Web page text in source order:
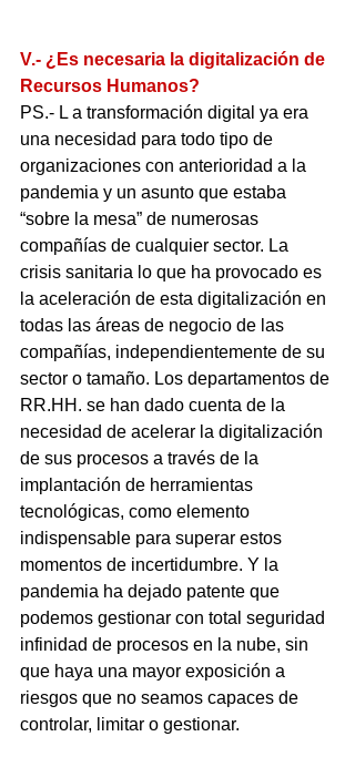
V.- ¿Es necesaria la digitalización de
Recursos Humanos?
PS.- L a transformación digital ya era
una necesidad para todo tipo de
organizaciones con anterioridad a la
pandemia y un asunto que estaba
“sobre la mesa” de numerosas
compañías de cualquier sector. La
crisis sanitaria lo que ha provocado es
la aceleración de esta digitalización en
todas las áreas de negocio de las
compañías, independientemente de su
sector o tamaño. Los departamentos de
RR.HH. se han dado cuenta de la
necesidad de acelerar la digitalización
de sus procesos a través de la
implantación de herramientas
tecnológicas, como elemento
indispensable para superar estos
momentos de incertidumbre. Y la
pandemia ha dejado patente que
podemos gestionar con total seguridad
infinidad de procesos en la nube, sin
que haya una mayor exposición a
riesgos que no seamos capaces de
controlar, limitar o gestionar.